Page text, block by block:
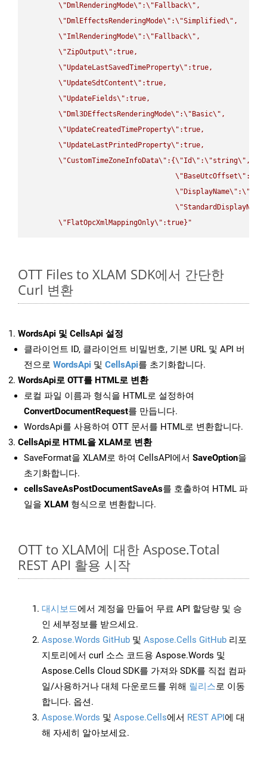
\" DmlRenderingMode\" :\" Fallback\" ,
\" DmlEffectsRenderingMode\" :\"Simplified\" ,
\"ImlRenderingMode\" :\" Fallback\" ,
\"ZipOutput\" :true,
\"UpdateLastSavedTimeProperty\" :true,
\"UpdateSdtContent\" :true,
\"UpdateFields\" :true,
\" Dml3DEffectsRenderingMode\" :\" Basic\" ,
\"UpdateCreatedTimeProperty\" :true,
\"UpdateLastPrintedProperty\" :true,
\"CustomTimeZoneInfoData\" :{\"Id\" :\"string\" ,
\" BaseUtcOffset\" :
\" DisplayName\" :\"
\"StandardDisplayName
\" FlatOpcXmlMappingOnly\" :true}"
OTT Files to XLAM SDK에서 간단한
Curl 변환
WordsApi 및 CellsApi 설정
클라이언트 ID, 클라이언트 비밀번호, 기본 URL 및 API 버
전으로 WordsApi 및 CellsApi를 초기화합니다.
WordsApi로 OTT를 HTML로 변환
로컬 파일 이름과 형식을 HTML로 설정하여
ConvertDocumentRequest를 만듭니다.
WordsApi를 사용하여 OTT 문서를 HTML로 변환합니다.
CellsApi로 HTML을 XLAM로 변환
SaveFormat을 XLAM로 하여 CellsAPI에서 SaveOption을
초기화합니다.
cellsSaveAsPostDocumentSaveAs를 호출하여 HTML 파
일을 XLAM 형식으로 변환합니다.
OTT to XLAM에 대한 Aspose.Total
REST API 활용 시작
대시보드에서 계정을 만들어 무료 API 할당량 및 승
인 세부정보를 받으세요.
Aspose.Words GitHub 및 Aspose.Cells GitHub 리포
지토리에서 curl 소스 코드용 Aspose.Words 및
Aspose.Cells Cloud SDK를 가져와 SDK를 직접 컴파
일/사용하거나 대체 다운로드를 위해 릴리스로 이동
합니다. 옵션.
Aspose.Words 및 Aspose.Cells에서 REST API에 대
해 자세히 알아보세요.